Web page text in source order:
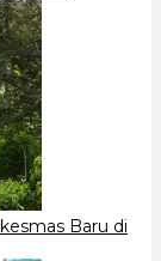
Baru di